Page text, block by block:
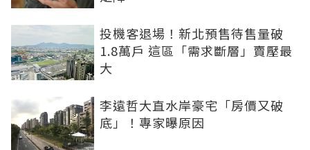
投機客退場！新北預售待售量破
1.8萬戶 這區「需求斷層」賣壓最
大
李遠哲大直水岸豪宅「房價又破
底」！專家曝原因